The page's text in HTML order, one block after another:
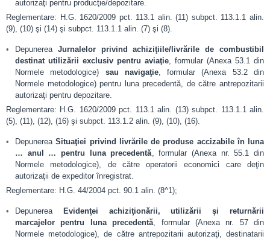
autorizaţi pentru producţie/depozitare.
Reglementare: H.G. 1620/2009 pct. 113.1 alin. (11) subpct. 113.1.1 alin.
(9), (10) şi (14) şi subpct. 113.1.1 alin. (7) şi (8).
Depunerea Jurnalelor privind achiziţiile/livrările de combustibil
destinat utilizării exclusiv pentru aviaţie, formular (Anexa 53.1 din
Normele metodologice) sau navigaţie, formular (Anexa 53.2 din
Normele metodologice) pentru luna precedentă, de către antrepozitarii
autorizaţi pentru depozitare.
Reglementare: H.G. 1620/2009 pct. 113.1 alin. (13) subpct. 113.1.1 alin.
(5), (11), (12), (16) şi subpct. 113.1.2 alin. (9), (10), (16).
DepunereaSituaţiei privind livrările de produse accizabile în luna
… anul … pentru luna precedentă, formular (Anexa nr. 55.1 din
Normele metodologice), de către operatorii economici care deţin
autorizaţii de expeditor înregistrat.
Reglementare: H.G. 44/2004 pct. 90.1 alin. (8^1);
Depunerea
Evidenţei achiziţionării, utilizării şi returnării
marcajelor pentru luna precedentă, formular (Anexa nr. 57 din
Normele metodologice), de către antrepozitarii autorizaţi, destinatarii